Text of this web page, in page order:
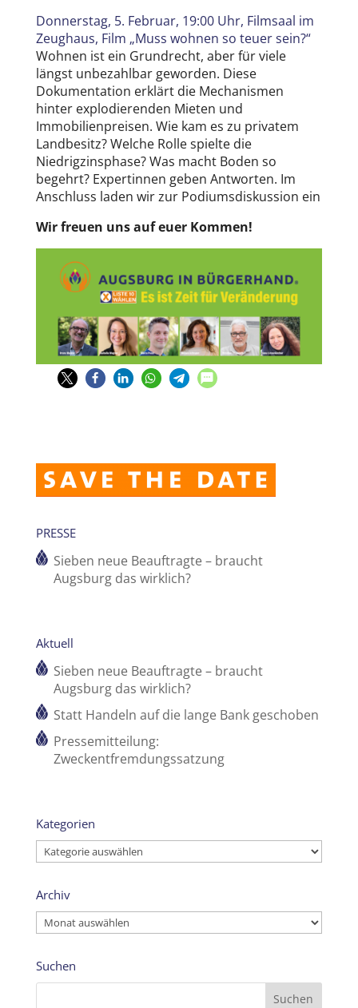
Donnerstag, 5. Februar, 19:00 Uhr, Filmsaal im
Zeughaus, Film „Muss wohnen so teuer sein?“
Wohnen ist ein Grundrecht, aber für viele
längst unbezahlbar geworden. Diese
Dokumentation erklärt die Mechanismen
hinter explodierenden Mieten und
Immobilienpreisen. Wie kam es zu privatem
Landbesitz? Welche Rolle spielte die
Niedrigzinsphase? Was macht Boden so
begehrt? Expertinnen geben Antworten. Im
Anschluss laden wir zur Podiumsdiskussion ein
Wir freuen uns auf euer Kommen!
PRESSE
Sieben neue Beauftragte – braucht
Augsburg das wirklich?
Aktuell
Sieben neue Beauftragte – braucht
Augsburg das wirklich?
Statt Handeln auf die lange Bank geschoben
Pressemitteilung:
Zweckentfremdungssatzung
Kategorien
Kategorien
Archiv
Archiv
Suchen